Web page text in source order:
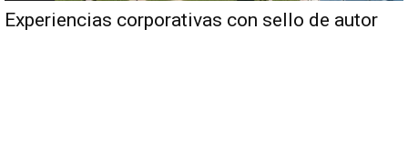
Experiencias corporativas con sello de autor